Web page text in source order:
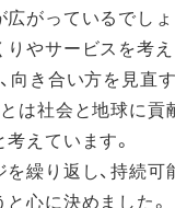
がっているでしょ
やサービスを考え
向き合い方を見直
は社会と地球に貢
えています。
を繰り返し、持続可
心に決めました。